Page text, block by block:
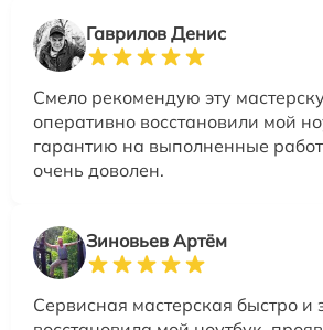
Гаврилов Денис
Смело рекомендую эту
оперативно восстановили мой
гарантию на выполненные
очень доволен.
Зиновьев Артём
Сервисная мастерская быстро и